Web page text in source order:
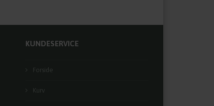
KUNDESERVICE
Forside
Kurv